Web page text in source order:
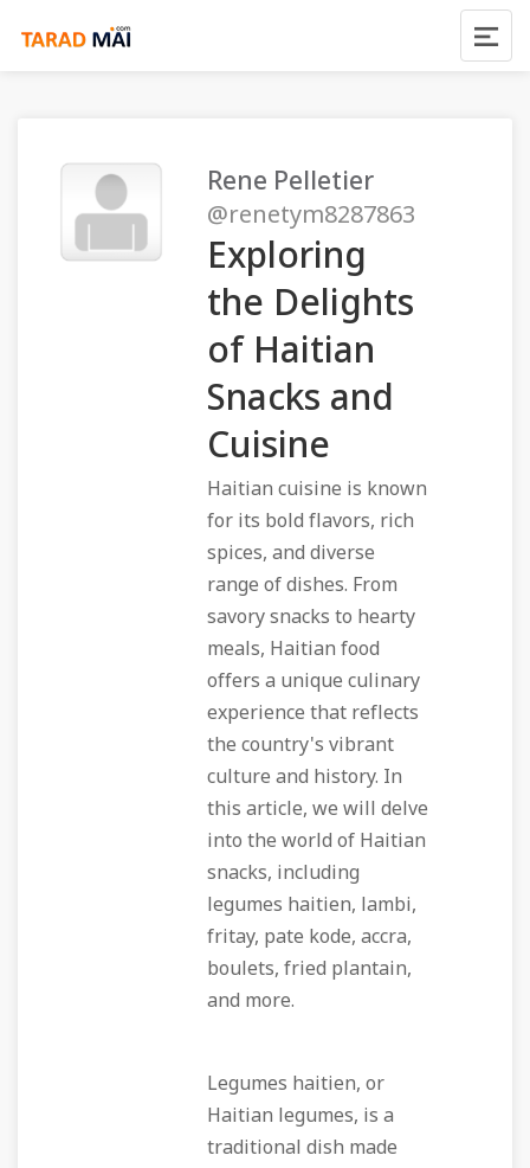
Rene Pelletier
@renetym8287863
Exploring
the Delights
of Haitian
Snacks and
Cuisine
Haitian cuisine is known
for its bold flavors, rich
spices, and diverse
range of dishes. From
savory snacks to hearty
meals, Haitian food
offers a unique culinary
experience that reflects
the country's vibrant
culture and history. In
this article, we will delve
into the world of Haitian
snacks, including
legumes haitien, lambi,
fritay, pate kode, accra,
boulets, fried plantain,
and more.
Legumes haitien, or
Haitian legumes, is a
traditional dish made